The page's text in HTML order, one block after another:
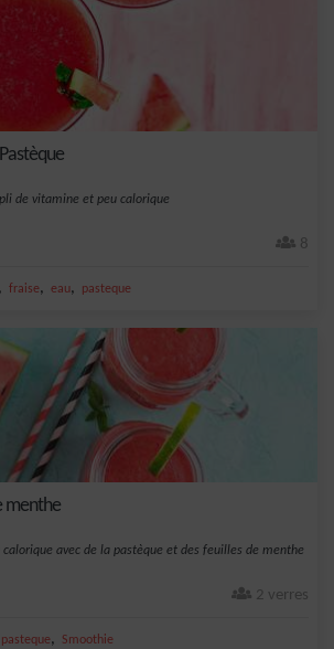
de vitamine et peu calorique
8
, fraise, eau, pasteque
menthe
avec de la pastèque et des feuilles de menthe
2 verres
pasteque, Smoothie